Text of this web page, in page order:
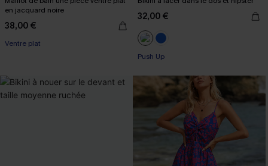
en jacquard noire
38,00 €
Ventre plat
32,00 €
Push Up